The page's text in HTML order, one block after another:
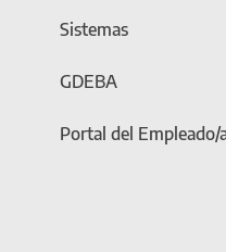
Sistemas
GDEBA
Portal del Empleado/